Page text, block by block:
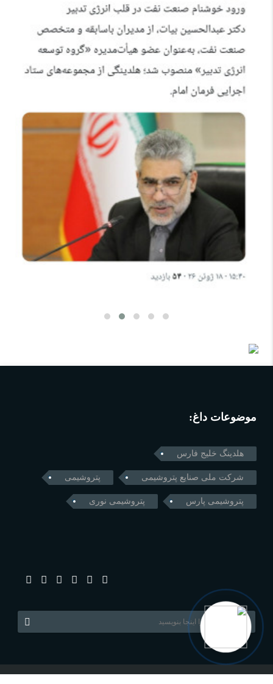
بابک آوند: عضو کارگروه نفت دولت پزشکیان
موضوعات داغ:
هلدینگ خلیج فارس
شرکت ملی صنایع پتروشیمی پتروشیمی
پتروشیمی پارس پتروشیمی نوری